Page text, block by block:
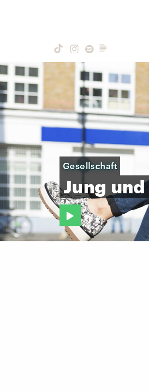
Gesellschaft
Jung und